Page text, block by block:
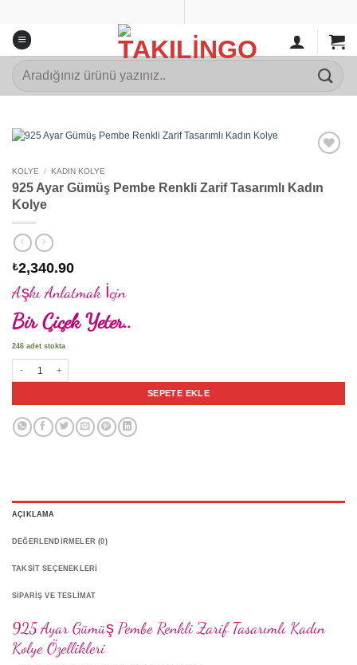
Ara:
KOLYE / KADIN KOLYE
925 Ayar Gümüş Pembe Renkli Zarif Tasarımlı Kadın
Kolye
₺2,340.90
Aşkı Anlatmak İçin
Bir Çiçek Yeter..
246 adet stokta
SEPETE EKLE
AÇIKLAMA
DEĞERLENDIRMELER (0)
TAKSIT SEÇENEKLERI
SIPARIŞ VE TESLIMAT
925 Ayar Gümüş Pembe Renkli Zarif Tasarımlı Kadın
Kolye Özellikleri